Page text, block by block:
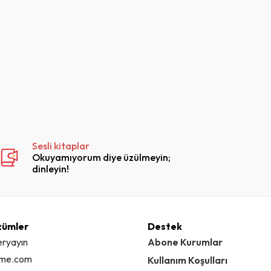
Sesli kitaplar
Okuyamıyorum diye üzülmeyin;
dinleyin!
Destek
Abone Kurumlar
Kullanım Koşulları